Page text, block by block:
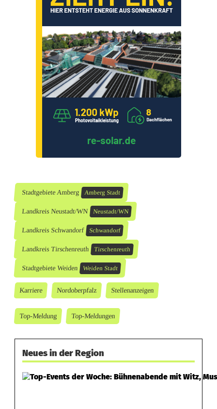
Stadtgebiete Amberg Amberg Stadt
Landkreis Neustadt/WN Neustadt/WN
Landkreis Schwandorf Schwandorf
Landkreis Tirschenreuth Tirschenreuth
Stadtgebiete Weiden Weiden Stadt
Karriere Nordoberpfalz Stellenanzeigen
Top-Meldung Top-Meldungen
Neues in der Region